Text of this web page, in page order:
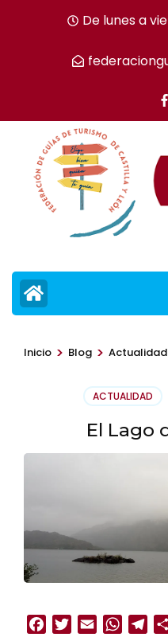
tecla
De lunes a
Inicio > Blog > Actualidad
ACTUALIDAD
El Lago
Facebook
Twitter
Email